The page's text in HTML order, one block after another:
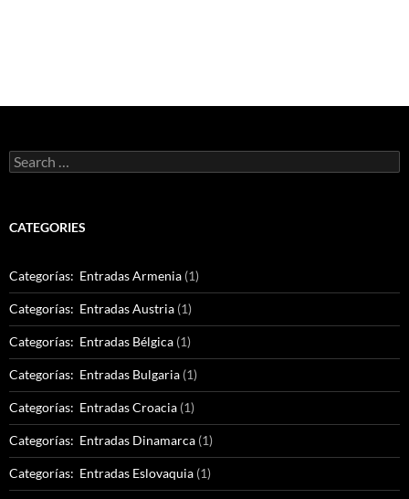
Search
for:
CATEGORIES
Categorías: Entradas Armenia (1)
Categorías: Entradas Austria (1)
Categorías: Entradas Bélgica (1)
Categorías: Entradas Bulgaria (1)
Categorías: Entradas Croacia (1)
Categorías: Entradas Dinamarca (1)
Categorías: Entradas Eslovaquia (1)